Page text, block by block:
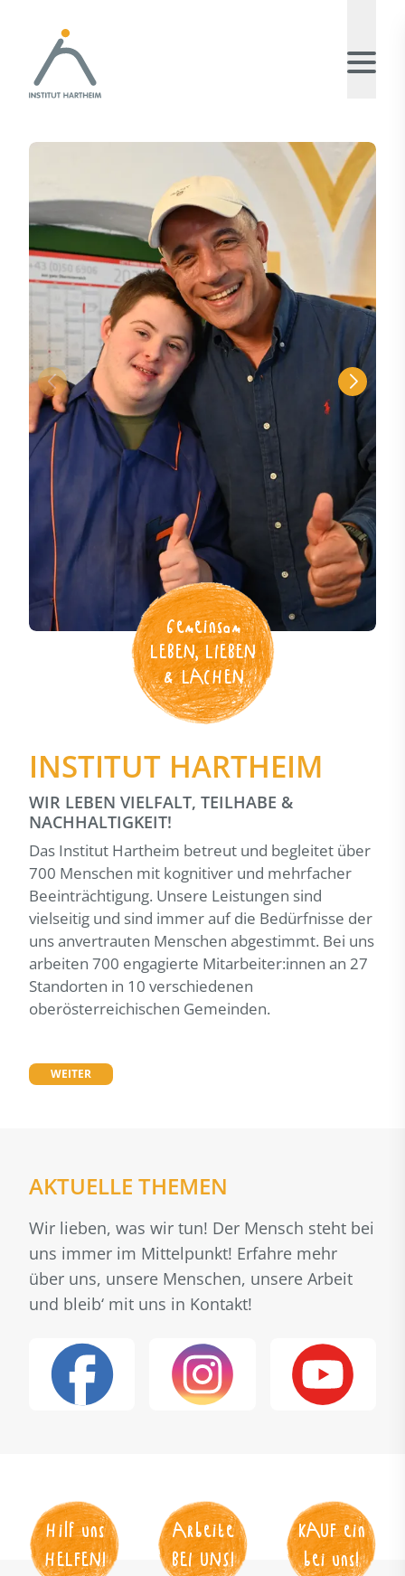
Gemeinsam
LEBEN, LIEBEN
& LACHEN
INSTITUT HARTHEIM
WIR LEBEN VIELFALT, TEILHABE &
NACHHALTIGKEIT!
Das Institut Hartheim betreut und begleitet über
700 Menschen mit kognitiver und mehrfacher
Beeinträchtigung. Unsere Leistungen sind
vielseitig und sind immer auf die Bedürfnisse der
uns anvertrauten Menschen abgestimmt. Bei uns
arbeiten 700 engagierte Mitarbeiter:innen an 27
Standorten in 10 verschiedenen
oberösterreichischen Gemeinden.
WEITER
AKTUELLE THEMEN
Wir lieben, was wir tun! Der Mensch steht bei
uns immer im Mittelpunkt! Erfahre mehr
über uns, unsere Menschen, unsere Arbeit
und bleib‘ mit uns in Kontakt!
Hilf uns
HELFEN!
Arbeite
BEI UNS!
KAUF ein
bei uns!